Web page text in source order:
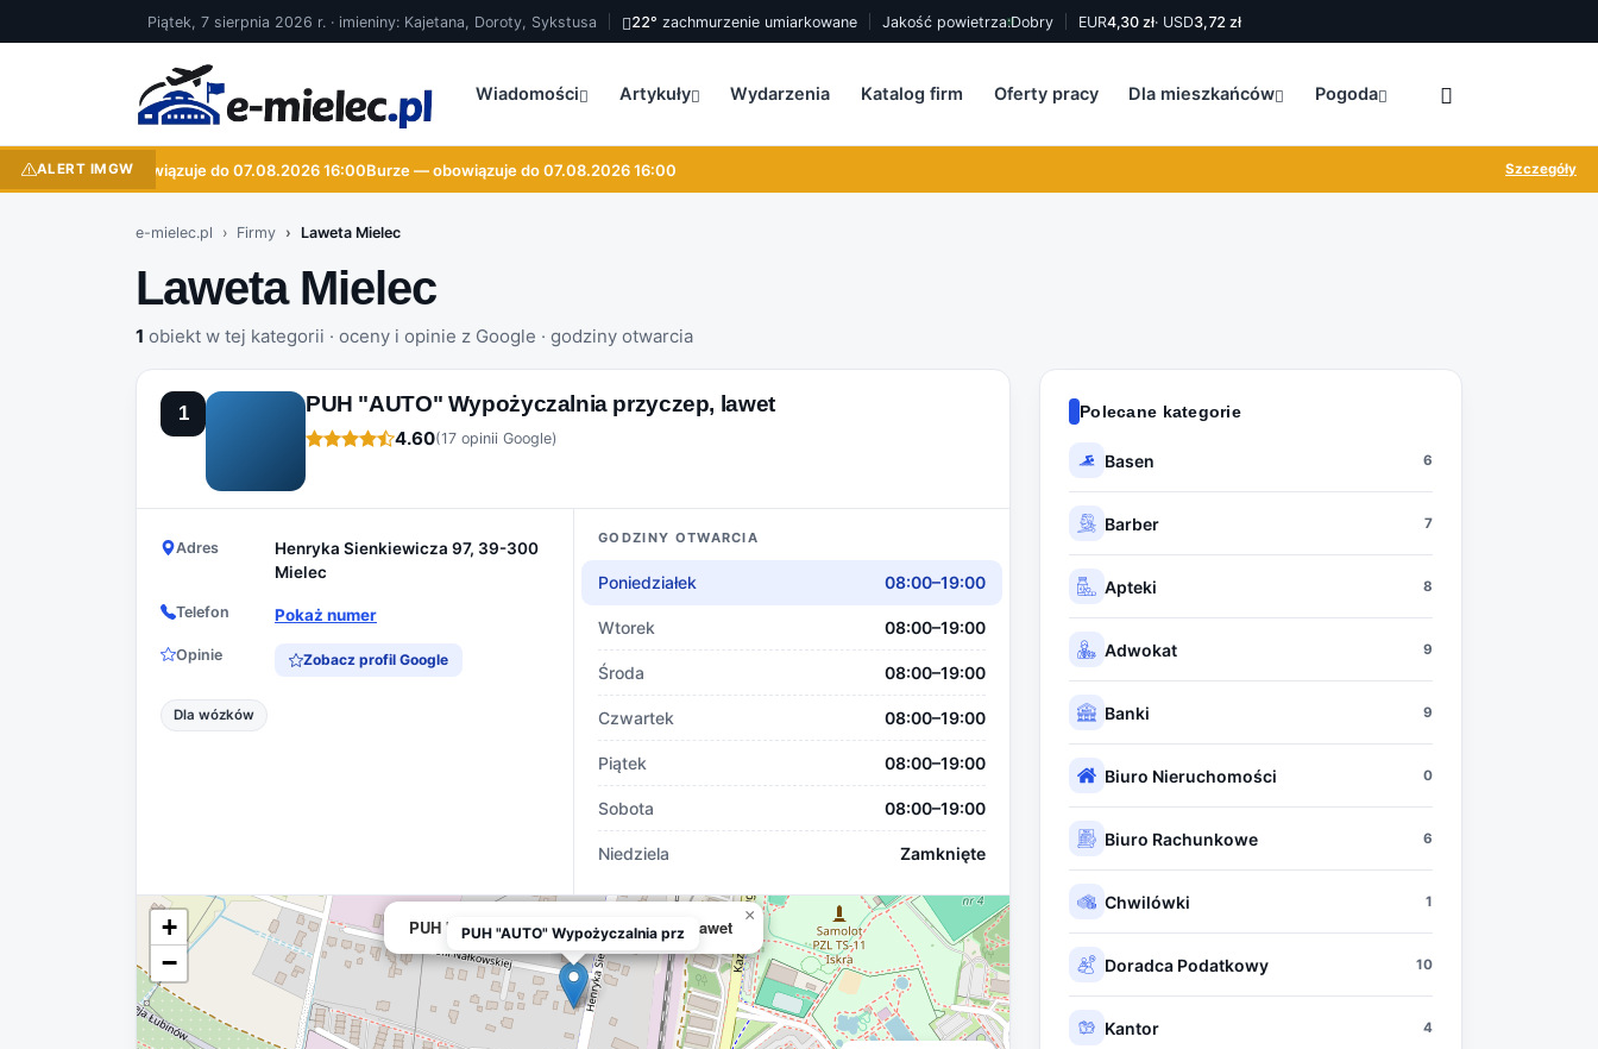
Piątek, 7 sierpnia 2026 r. · imieniny: Kajetana, Doroty, Sykstusa 22° zachmurzenie umiarkowane Jakość powietrza:Dobry EUR4,30 zł· USD3,72 zł
Wiadomości Artykuły Wydarzenia Katalog firm Oferty pracy Dla mieszkańców Pogoda
ALERT IMGW
Burze — obowiązuje do 07.08.2026 16:00Burze — obowiązuje do 07.08.2026 16:00 Szczegóły
e-mielec.pl Firmy Laweta Mielec
Laweta Mielec
1 obiekt w tej kategorii · oceny i opinie z Google · godziny otwarcia
1 PUH "AUTO" Wypożyczalnia przyczep, lawet
4.60(17 opinii Google)
Adres
Henryka Sienkiewicza 97, 39-300
Mielec
Telefon Pokaż numer
Opinie Zobacz profil Google
Dla wózków
GODZINY OTWARCIA
Poniedziałek 08:00–19:00
Wtorek 08:00–19:00
Środa 08:00–19:00
Czwartek 08:00–19:00
Piątek 08:00–19:00
Sobota 08:00–19:00
Niedziela Zamknięte
PUH "AUTO" Wypożyczalnia przyczep, lawet
×
+
−
PUH "AUTO" Wypożyczalnia prz
Polecane kategorie
Basen 6
Barber 7
Apteki 8
Adwokat 9
Banki 9
Biuro Nieruchomości 0
Biuro Rachunkowe 6
Chwilówki 1
Doradca Podatkowy 10
Kantor 4